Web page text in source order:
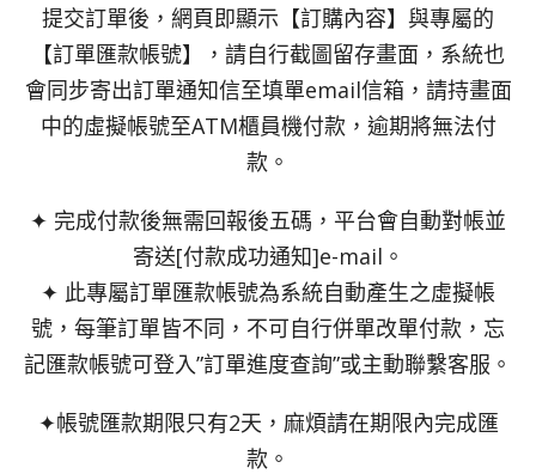
提交訂單後，網頁即顯示【訂購內容】與專屬的
【訂單匯款帳號】，請自行截圖留存畫面，系統也
會同步寄出訂單通知信至填單email信箱，請持畫面
中的虛擬帳號至ATM櫃員機付款，逾期將無法付
款。
✦ 完成付款後無需回報後五碼，平台會自動對帳並
寄送[付款成功通知]e-mail。
✦ 此專屬訂單匯款帳號為系統自動產生之虛擬帳
號，每筆訂單皆不同，不可自行併單改單付款，忘
記匯款帳號可登入”訂單進度查詢”或主動聯繫客服。
✦帳號匯款期限只有2天，麻煩請在期限內完成匯
款。